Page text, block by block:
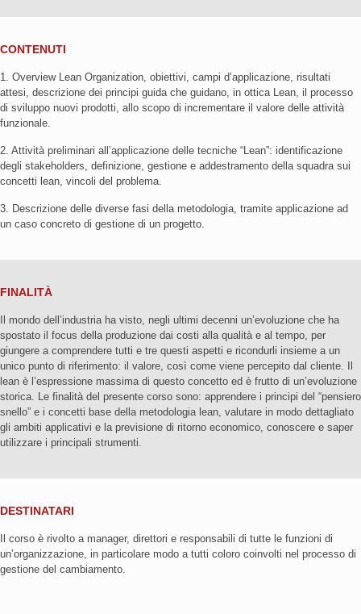
CONTENUTI
1. Overview Lean Organization, obiettivi, campi d’applicazione, risultati
attesi, descrizione dei principi guida che guidano, in ottica Lean, il processo
di sviluppo nuovi prodotti, allo scopo di incrementare il valore delle attività
funzionale.
2. Attività preliminari all’applicazione delle tecniche “Lean”: identificazione
degli stakeholders, definizione, gestione e addestramento della squadra sui
concetti lean, vincoli del problema.
3. Descrizione delle diverse fasi della metodologia, tramite applicazione ad
un caso concreto di gestione di un progetto.
FINALITÀ
Il mondo dell’industria ha visto, negli ultimi decenni un’evoluzione che ha
spostato il focus della produzione dai costi alla qualità e al tempo, per
giungere a comprendere tutti e tre questi aspetti e ricondurli insieme a un
unico punto di riferimento: il valore, così come viene percepito dal cliente. Il
lean è l’espressione massima di questo concetto ed è frutto di un’evoluzione
storica. Le finalità del presente corso sono: apprendere i principi del “pensiero
snello” e i concetti base della metodologia lean, valutare in modo dettagliato
gli ambiti applicativi e la previsione di ritorno economico, conoscere e saper
utilizzare i principali strumenti.
DESTINATARI
Il corso è rivolto a manager, direttori e responsabili di tutte le funzioni di
un’organizzazione, in particolare modo a tutti coloro coinvolti nel processo di
gestione del cambiamento.